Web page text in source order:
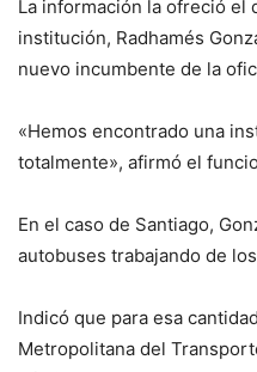
La información la ofreció el
institución, Radhamés
nuevo incumbente de la
«Hemos encontrado una
totalmente», afirmó el
En el caso de Santiago,
autobuses trabajando de
Indicó que para esa
Metropolitana del